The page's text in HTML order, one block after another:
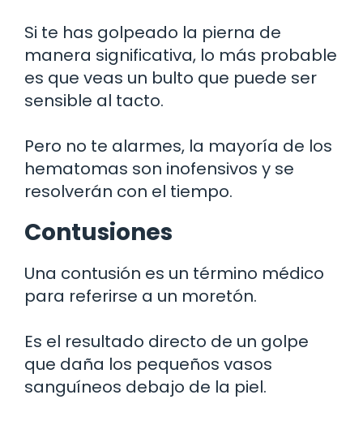
Si te has golpeado la pierna de
manera significativa, lo más probable
es que veas un bulto que puede ser
sensible al tacto.
Pero no te alarmes, la mayoría de los
hematomas son inofensivos y se
resolverán con el tiempo.
Contusiones
Una contusión es un término médico
para referirse a un moretón.
Es el resultado directo de un golpe
que daña los pequeños vasos
sanguíneos debajo de la piel.